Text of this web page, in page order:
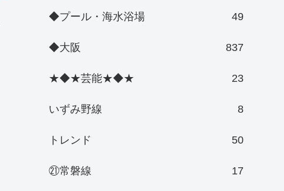
◆プール・海水浴場 49
◆大阪 837
★◆★芸能★◆★ 23
いずみ野線 8
トレンド 50
㉑常磐線 17